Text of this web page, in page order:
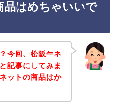
品はめちゃいいで
今回、松阪牛ネ
記事にしてみま
ットの商品はか